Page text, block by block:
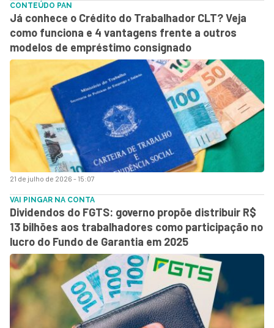
21 de julho de 2026 - 15:07
CONTEÚDO PAN
Já conhece o Crédito do Trabalhador CLT? Veja
como funciona e 4 vantagens frente a outros
modelos de empréstimo consignado
VAI PINGAR NA CONTA
Dividendos do FGTS: governo propõe distribuir R$
13 bilhões aos trabalhadores como participação no
lucro do Fundo de Garantia em 2025